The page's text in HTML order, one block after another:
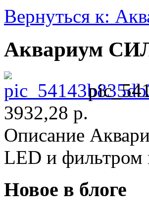
Вернуться к:
Аквариум
3932,28 р.
Описание
LED и
Новое в блоге